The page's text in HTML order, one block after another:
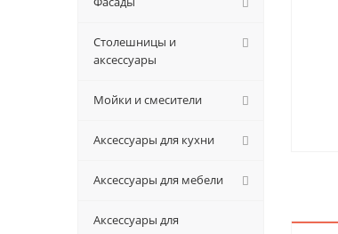
Столешницы и
аксессуары
Мойки и смесители
Аксессуары для кухни
Аксессуары для мебели
Аксессуары для